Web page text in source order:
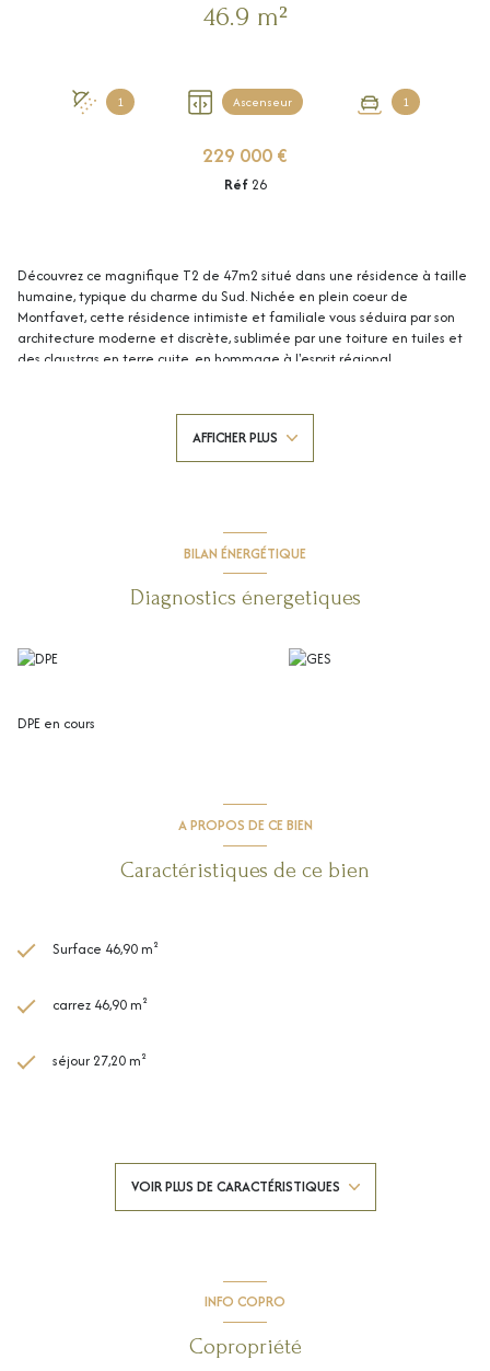
46.9 m²
1 Ascenseur 1
229 000 €
Réf 26
Découvrez ce magnifique T2 de 47m2 situé dans une résidence à taille
humaine, typique du charme du Sud. Nichée en plein coeur de
Montfavet, cette résidence intimiste et familiale vous séduira par son
architecture moderne et discrète, sublimée par une toiture en tuiles et
des claustras en terre cuite, en hommage à l'esprit régional.
offrant une vue dégagée sur le jardin. Ce T2 comprend une spacieuse
chambre de plus de 12m2, une salle d'eau élégante avec douche à
l'italienne et WC suspendu.
l'ambiance chaleureuse du centre de Montfavet.
AFFICHER PLUS
BILAN ÉNERGÉTIQUE
Diagnostics énergetiques
DPE en cours
A PROPOS DE CE BIEN
Caractéristiques de ce bien
Surface 46,90 m²
carrez 46,90 m²
séjour 27,20 m²
cuisine américaine (semi-équipée)
Chauffage central : air pulsé (climatisation)
VOIR PLUS DE CARACTÉRISTIQUES
INFO COPRO
Copropriété